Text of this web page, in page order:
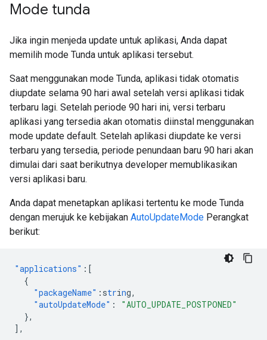
Mode tunda
Jika ingin menjeda update untuk aplikasi, Anda dapat
memilih mode Tunda untuk aplikasi tersebut.
Saat menggunakan mode Tunda, aplikasi tidak otomatis
diupdate selama 90 hari awal setelah versi aplikasi tidak
terbaru lagi. Setelah periode 90 hari ini, versi terbaru
aplikasi yang tersedia akan otomatis diinstal menggunakan
mode update default. Setelah aplikasi diupdate ke versi
terbaru yang tersedia, periode penundaan baru 90 hari akan
dimulai dari saat berikutnya developer memublikasikan
versi aplikasi baru.
Anda dapat menetapkan aplikasi tertentu ke mode Tunda
dengan merujuk ke kebijakan AutoUpdateMode Perangkat
berikut:
"applications" :[
{
"packageName" : string,
"autoUpdateMode" :
"AUTO_UPDATE_POSTPONED"
},
],